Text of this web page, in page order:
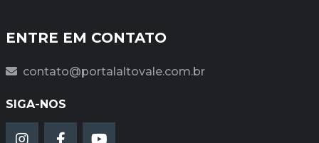
ENTRE EM CONTATO
contato@portalaltovale.com.br
SIGA-NOS